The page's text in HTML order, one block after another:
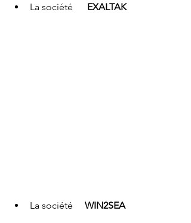
La société EXALTAK
La société WIN2SEA